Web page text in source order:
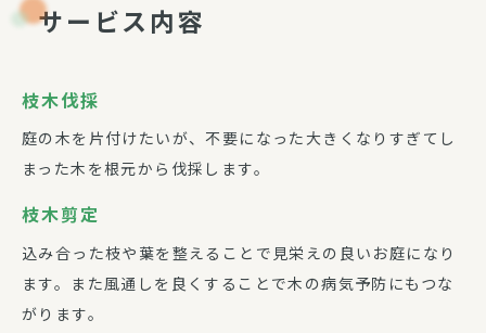
サービス内容
枝木伐採
庭の木を片付けたいが、不要になった大きくなりすぎてし
まった木を根元から伐採します。
枝木剪定
込み合った枝や葉を整えることで見栄えの良いお庭になり
ます。また風通しを良くすることで木の病気予防にもつな
がります。